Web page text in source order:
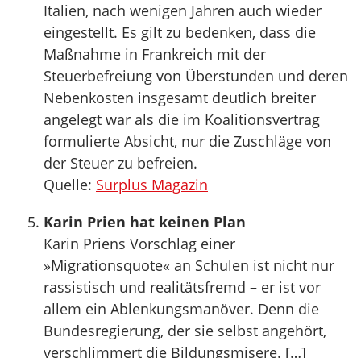
Italien, nach wenigen Jahren auch wieder
eingestellt. Es gilt zu bedenken, dass die
Maßnahme in Frankreich mit der
Steuerbefreiung von Überstunden und deren
Nebenkosten insgesamt deutlich breiter
angelegt war als die im Koalitionsvertrag
formulierte Absicht, nur die Zuschläge von
der Steuer zu befreien.
Quelle: Surplus Magazin
Karin Prien hat keinen Plan
Karin Priens Vorschlag einer
»Migrationsquote« an Schulen ist nicht nur
rassistisch und realitätsfremd – er ist vor
allem ein Ablenkungsmanöver. Denn die
Bundesregierung, der sie selbst angehört,
verschlimmert die Bildungsmisere. […]